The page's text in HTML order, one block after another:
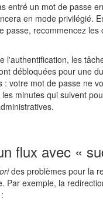
entré un mot de passe
en mode privilégié.
passe, recommencez les
l'authentification, les
débloquées pour une
: votre mot de passe ne
minutes qui suivent
flux avec «
des problèmes pour la
Par exemple, la